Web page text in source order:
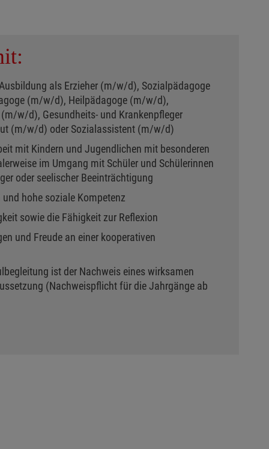
als Erzieher (m/w/d), Sozialpädagoge
(m/w/d), Heilpädagoge (m/w/d),
w/d), Gesundheits- und Krankenpfleger
(m/w/d) oder Sozialassistent (m/w/d)
mit Kindern und Jugendlichen mit besonderen
im Umgang mit Schüler und Schülerinnen
oder seelischer Beeinträchtigung
hohe soziale Kompetenz
sowie die Fähigkeit zur Reflexion
und Freude an einer kooperativen
ist der Nachweis eines wirksamen
(Nachweispflicht für die Jahrgänge ab